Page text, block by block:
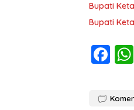
Bupati
Bupati
F
e